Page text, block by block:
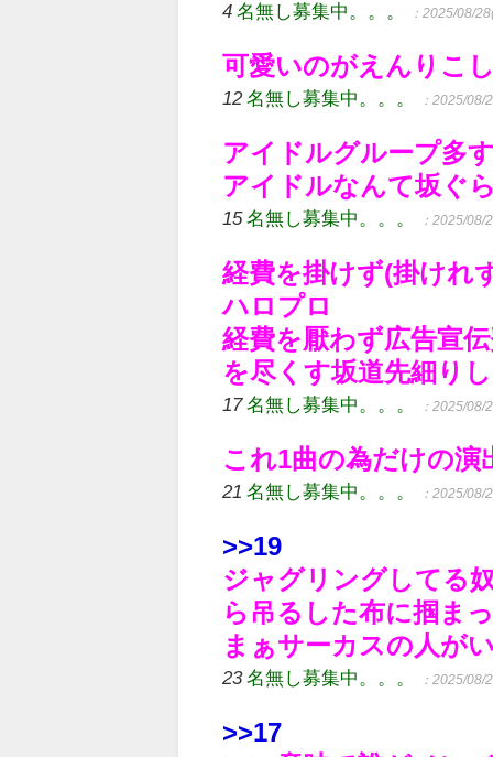
4 名無し募集中。。。 ：2025/08/
可愛いのがえんりこ
12 名無し募集中。。。 ：2025/08/
アイドルグループ多
アイドルなんて坂ぐ
15 名無し募集中。。。 ：2025/08/
経費を掛けず(掛けれ
ハロプロ
経費を厭わず広告宣
を尽くす坂道先細り
17 名無し募集中。。。 ：2025/08/
これ1曲の為だけの演
21 名無し募集中。。。 ：2025/08/
>>19
ジャグリングしてる
ら吊るした布に掴ま
まぁサーカスの人が
23 名無し募集中。。。 ：2025/08/
>>17